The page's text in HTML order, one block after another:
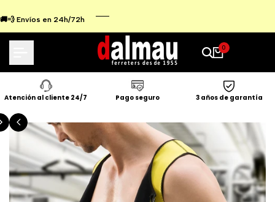
🚚💨 Envíos en 24h/72h
0
Atención al cliente 24/7 Pago seguro 3 años de garantía
al
contenido